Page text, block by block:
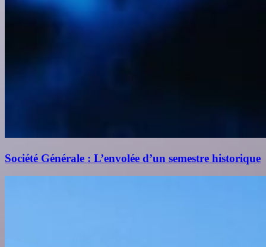
Société Générale : L’envolée d’un semestre historique